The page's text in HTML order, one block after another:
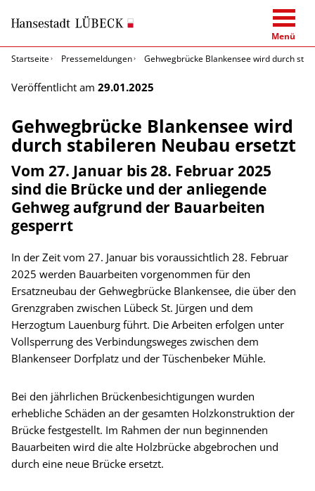
Menü
Startseite
Pressemeldungen Gehwegbrücke Blankensee wird durch
Veröffentlicht am 29.01.2025
Gehwegbrücke Blankensee wird
durch stabileren Neubau ersetzt
Vom 27. Januar bis 28. Februar 2025
sind die Brücke und der anliegende
Gehweg aufgrund der Bauarbeiten
gesperrt
In der Zeit vom 27. Januar bis voraussichtlich 28. Februar
2025 werden Bauarbeiten vorgenommen für den
Ersatzneubau der Gehwegbrücke Blankensee, die über den
Grenzgraben zwischen Lübeck St. Jürgen und dem
Herzogtum Lauenburg führt. Die Arbeiten erfolgen unter
Vollsperrung des Verbindungsweges zwischen dem
Blankenseer Dorfplatz und der Tüschenbeker Mühle.
Bei den jährlichen Brückenbesichtigungen wurden
erhebliche Schäden an der gesamten Holzkonstruktion der
Brücke festgestellt. Im Rahmen der nun beginnenden
Bauarbeiten wird die alte Holzbrücke abgebrochen und
durch eine neue Brücke ersetzt.